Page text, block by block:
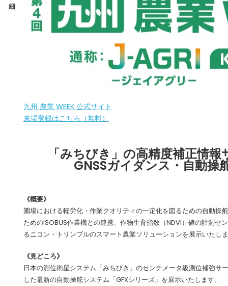
細
九州 農業 WEEK 公式サイト
来場登録はこちら（無料）
「みちびき」の高精度補正情
GNSSガイダンス・自動操
《概要》
圃場における軽労化・作業クオリティの一定化を図るための自動操
ためのISOBUS作業機との連携、作物生育指数（NDVI）値の計測セ
るニコン・トリンブルのスマート農業ソリューションを展示いたし
《見どころ》
日本の測位衛星システム「みちびき」のセンチメータ級測位補強サ
した最新の自動操舵システム「GFXシリーズ」を展示いたします。